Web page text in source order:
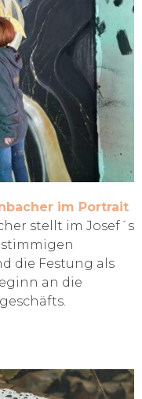
im Portrait
stellt im Josef´s
die Festung als
an die